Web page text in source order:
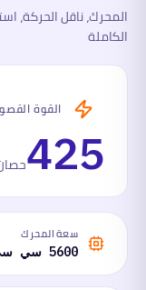
المحرك، ناقل الحركة،
الكاملة
القوة
425
سعة المحرك
5600 سي سي